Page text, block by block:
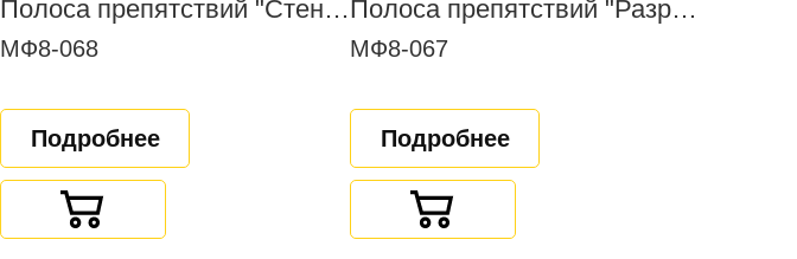
Полоса препятствий "Стена с проломом"
МФ8-068
Подробнее
Полоса препятствий "Разрушенная лестница"
МФ8-067
Подробнее